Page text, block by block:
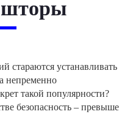
шторы
стараются устанавливать
непременно
такой популярности?
безопасность – превыше